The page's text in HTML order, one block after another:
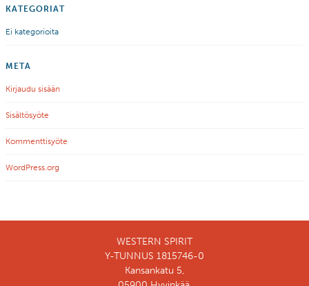
KATEGORIAT
Ei kategorioita
META
Kirjaudu sisään
Sisältösyöte
Kommenttisyöte
WordPress.org
WESTERN SPIRIT
Y-TUNNUS 1815746-0
Kansankatu 5,